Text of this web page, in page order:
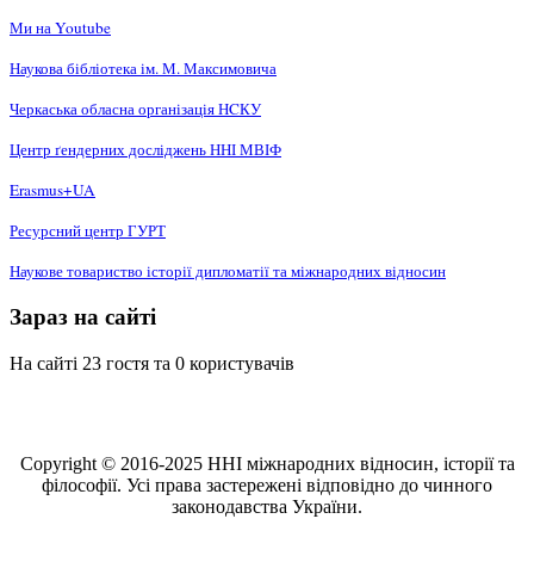
Ми на Youtube
Наукова бібліотека ім. М. Максимовича
Черкаська обласна організація НCКУ
Центр ґендерних досліджень ННІ МВІФ
Erasmus+UA
Ресурсний центр ГУРТ
Наукове товариство історії дипломатії та міжнародних відносин
Зараз на сайті
На сайті 23 гостя та 0 користувачів
Copyright © 2016-2025 ННІ міжнародних відносин, історії та
філософії. Усі права застережені відповідно до чинного
законодавства України.